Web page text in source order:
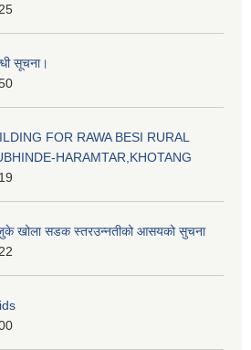
सूचना।
FOR RAWA BESI RURAL
HARAMTAR,KHOTANG
खोला सडक स्तरउन्नतीको आसयको सुचना